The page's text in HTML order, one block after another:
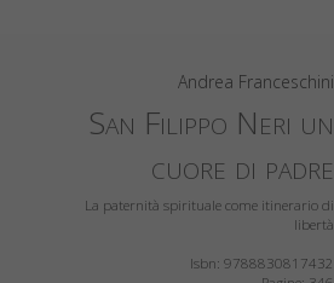
Andrea Franceschini
San Filippo Neri un
cuore di padre
La paternità spirituale come itinerario di
libertà
Isbn: 9788830817432